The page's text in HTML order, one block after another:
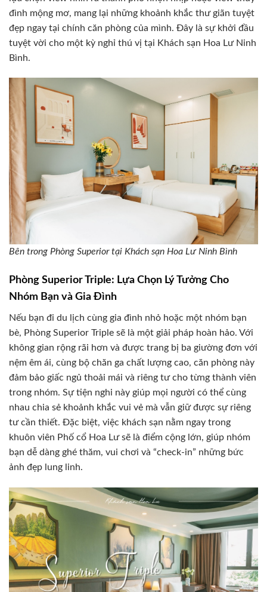
đình mộng mơ, mang lại những khoảnh khắc thư giãn tuyệt
đẹp ngay tại chính căn phòng của mình. Đây là sự khởi đầu
tuyệt vời cho một kỳ nghỉ thú vị tại Khách sạn Hoa Lư Ninh
Bình.
Bên trong Phòng Superior tại Khách sạn Hoa Lư Ninh Bình
Phòng Superior Triple: Lựa Chọn Lý Tưởng Cho
Nhóm Bạn và Gia Đình
Nếu bạn đi du lịch cùng gia đình nhỏ hoặc một nhóm bạn
bè, Phòng Superior Triple sẽ là một giải pháp hoàn hảo. Với
không gian rộng rãi hơn và được trang bị ba giường đơn với
nệm êm ái, cùng bộ chăn ga chất lượng cao, căn phòng này
đảm bảo giấc ngủ thoải mái và riêng tư cho từng thành viên
trong nhóm. Sự tiện nghi này giúp mọi người có thể cùng
nhau chia sẻ khoảnh khắc vui vẻ mà vẫn giữ được sự riêng
tư cần thiết. Đặc biệt, việc khách sạn nằm ngay trong
khuôn viên Phố cổ Hoa Lư sẽ là điểm cộng lớn, giúp nhóm
bạn dễ dàng ghé thăm, vui chơi và “check-in” những bức
ảnh đẹp lung linh.